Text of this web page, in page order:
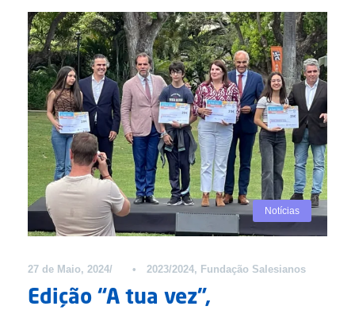
Notícias
27 de Maio, 2024 • 2023/2024, Fundação Salesianos
Edição “A tua vez”,